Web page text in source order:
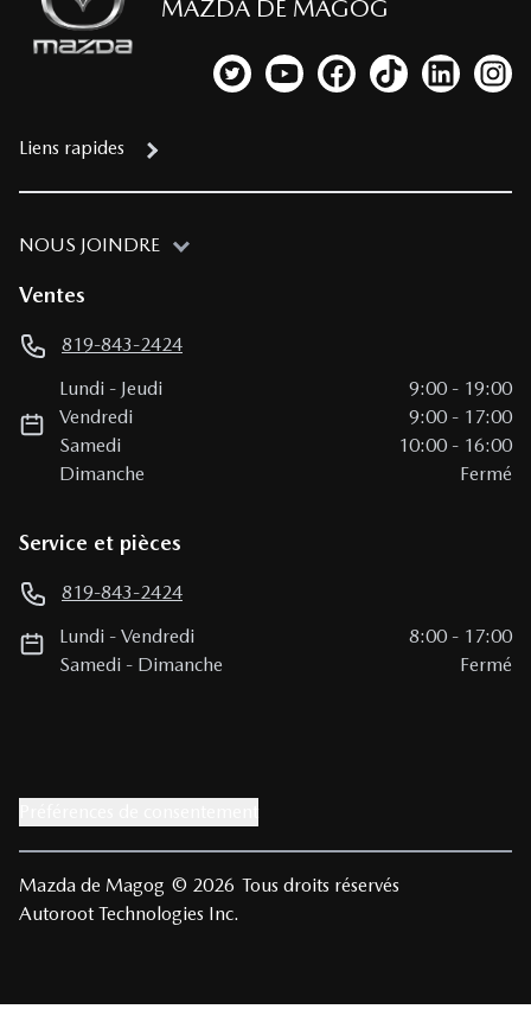
MAZDA DE MAGOG
Lien vers notre compte Twitter
Lien vers notre chaîne
Lien vers notre page
Lien vers notre
Lien vers
Lien
Liens rapides
NOUS JOINDRE
Ventes
819-843-2424
Lundi - Jeudi 9:00 - 19:00
Vendredi
9:00 - 17:00
Samedi
10:00 - 16:00
Dimanche
Fermé
Service et pièces
819-843-2424
Lundi -Vendredi 8:00 - 17:00
Samedi - Dimanche Fermé
Mazda de Magog © 2026 Tous droits réservés
Autoroot Technologies Inc.